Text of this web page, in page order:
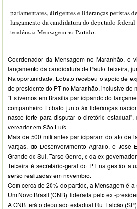
parlamentares, dirigentes e lideranças petistas
lançamento da candidatura do deputado
tendência Mensagem ao Partido.
Coordenador da Mensagem no Maranhão, o
lançamento da candidatura de Paulo Teixeira,
Na oportunidade, Lobato recebeu o apoio de
de presidente do PT no Maranhão, inclusive do
“Estivemos em Brasília participando do
companheiro Lobato junto às lideranças
nasce forte para disputar o diretório
vereador em São Luís.
Mais de 500 militantes participaram do ato de
Vargas, do Desenvolvimento Agrário, e
Grande do Sul, Tarso Genro, e da ex-
Teixeira é secretário-geral do PT na gestão
serão realizadas em novembro.
Com cerca de 20% do partido, a Mensagem é
Um Novo Brasil (CNB), liderada pelo ex -
A CNB terá o deputado estadual Rui Falcão